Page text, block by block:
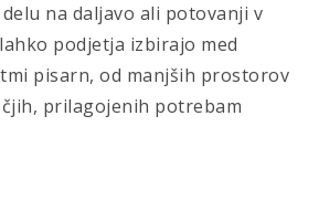
na daljavo ali potovanji v
podjetja izbirajo med
pisarn, od manjših prostorov
prilagojenih potrebam